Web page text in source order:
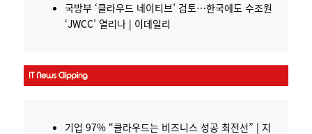
국방부 ‘클라우드 네이티브’ 검토…한국에도 수조원
‘JWCC’ 열리나 | 이데일리
기업 97% “클라우드는 비즈니스 성공 최전선” | 지